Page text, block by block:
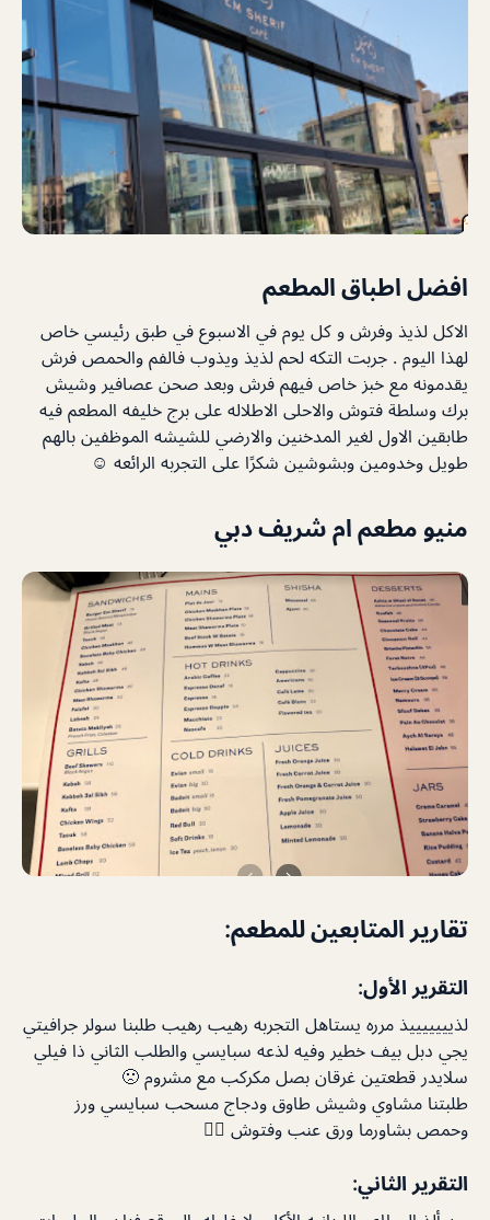
افضل اطباق المطعم
الاكل لذيذ وفرش و كل يوم في الاسبوع في طبق رئيسي خاص
لهذا اليوم . جربت التكه لحم لذيذ ويذوب فالفم والحمص فرش
يقدمونه مع خبز خاص فيهم فرش وبعد صحن عصافير وشيش
برك وسلطة فتوش والاحلى الاطلاله على برج خليفه المطعم فيه
طابقين الاول لغير المدخنين والارضي للشيشه الموظفين بالهم
طويل وخدومين وبشوشين شكرًا على التجربه الرائعه ☺️
منيو مطعم ام شريف دبي
تقارير المتابعين للمطعم:
التقرير الأول:
لذيييييييذ مرره يستاهل التجربه رهيب رهيب طلبنا سولر جرافيتي
يجي دبل بيف خطير وفيه لذعه سبايسي والطلب الثاني ذا فيلي
سلايدر قطعتين غرقان بصل مكركب مع مشروم 🙁
طلبتنا مشاوي وشيش طاوق ودجاج مسحب سبايسي ورز
وحمص بشاورما ورق عنب وفتوش 👍🏻
التقرير الثاني: